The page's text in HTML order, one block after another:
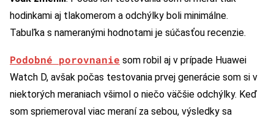
hodinkami aj tlakomerom a odchýlky boli minimálne.
Tabuľka s nameranými hodnotami je súčasťou recenzie.
Podobné porovnanie som robil aj v prípade Huawei
Watch D, avšak počas testovania prvej generácie som si v
niektorých meraniach všimol o niečo väčšie odchýlky. Keď
som spriemeroval viac meraní za sebou, výsledky sa